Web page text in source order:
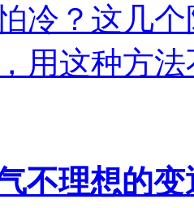
冷？这几
用这种方
不理想的变